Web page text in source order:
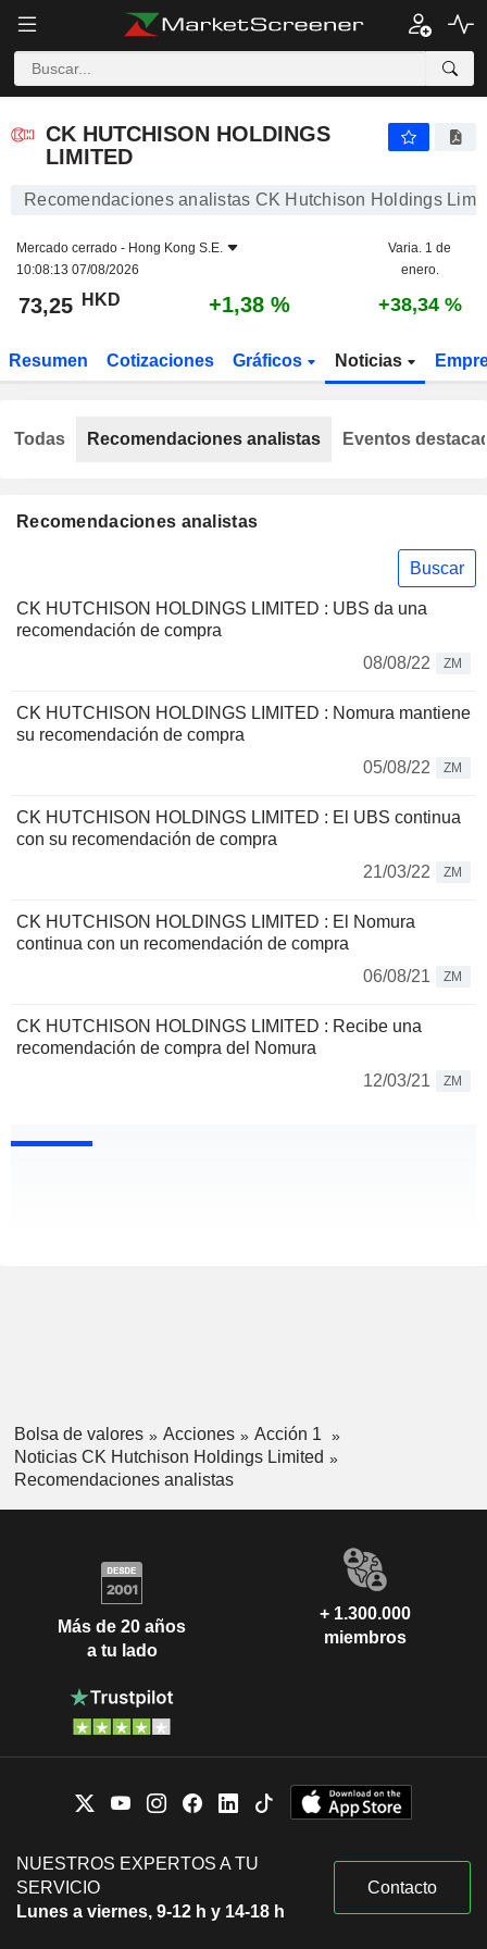
CK HUTCHISON HOLDINGS
LIMITED
Recomendaciones analistas CK Hutchison Holdings
Mercado cerrado - Hong Kong S.E.
10:08:13 07/08/2026
Varia. 1 de
enero.
73,25 HKD +1,38 % +38,34 %
Resumen Cotizaciones Gráficos Noticias
Recomendaciones analistas
Buscar
CK HUTCHISON HOLDINGS LIMITED : UBS da una
recomendación de compra
08/08/22
ZM
CK HUTCHISON HOLDINGS LIMITED : Nomura mantiene
su recomendación de compra
05/08/22
ZM
CK HUTCHISON HOLDINGS LIMITED : El UBS continua
con su recomendación de compra
21/03/22
ZM
CK HUTCHISON HOLDINGS LIMITED : El Nomura
continua con un recomendación de compra
06/08/21
ZM
CK HUTCHISON HOLDINGS LIMITED : Recibe una
recomendación de compra del Nomura
12/03/21
ZM
Todas Recomendaciones analistas Eventos
Bolsa de valores Acciones
Acción 1
Noticias CK Hutchison Holdings Limited
Recomendaciones analistas
Más de 20 años
a tu lado
+ 1.300.000
miembros
NUESTROS EXPERTOS A TU
SERVICIO
Lunes a viernes, 9-12 h y 14-18 h
Contacto